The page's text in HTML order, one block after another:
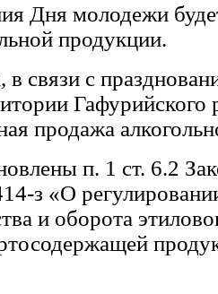
Дня молодежи
продукции.
в связи с
Гафурийского
продажа
п. 1 ст. 6.2
з «О
и оборота